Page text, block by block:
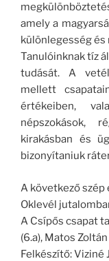
amely a
különlegesség és
Tanulóinknak tíz
tudását. A
mellett
értékeiben,
népszokások,
kirakásban és
bizonyítaniuk
A következő
Oklevél
A Csípős csapat
(6.a), Matos
Felkészítő: Viziné